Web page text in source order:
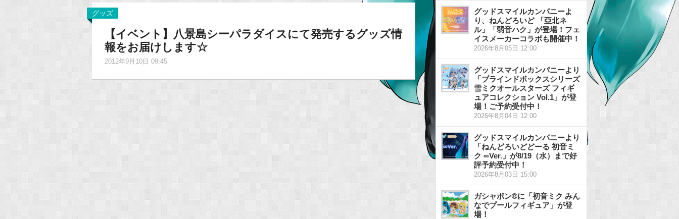
グッズ
【イベント】八景島シーパラダイスにて発売するグッズ情
報をお届けします☆
2012年9月10日 09:45
グッドスマイルカンパニーよ
り、ねんどろいど 「亞北ネ
ル」「弱音ハク」が登場！フェ
イスメーカーコラボも開催中！
2026年8月05日 12:00
グッドスマイルカンパニーより
「ブラインドボックスシリーズ
雪ミクオールスターズ フィギ
ュアコレクション Vol.1」が登
場！ご予約受付中！
2026年8月04日 12:00
グッドスマイルカンパニーより
「ねんどろいどどーる 初音ミ
ク ∞Ver.」が8/19（水）まで好
評予約受付中！
2026年8月03日 15:00
ガシャポン®に「初音ミク みん
なでプールフィギュア」が登
場！